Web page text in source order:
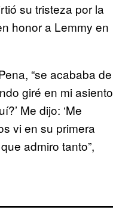
su tristeza por la
honor a Lemmy en
“se acababa de
giré en mi asiento
Me dijo: ‘Me
vi en su primera
admiro tanto”,